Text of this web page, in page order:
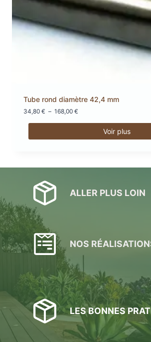
Tube rond diamètre 42,4 mm
34,80 € – 168,00 €
34,80 €
Voir plus
variations.
Les
options
peuvent
être
choisies
sur
du
produit
ALLER PLUS LOIN
NOS
LES BONNES